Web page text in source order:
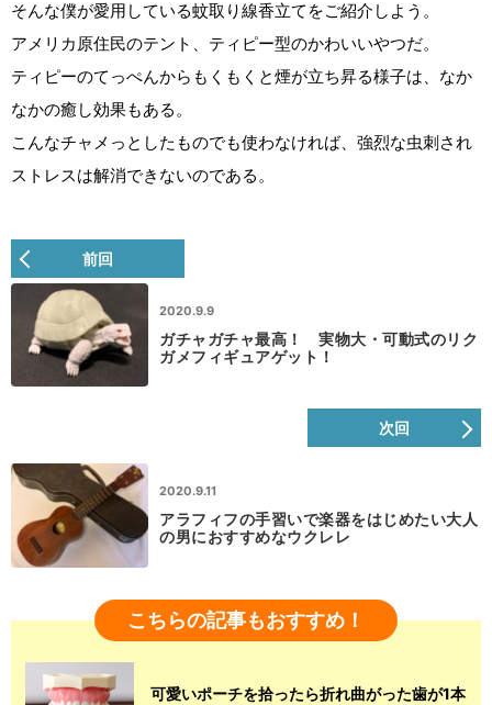
そんな僕が愛用している蚊取り線香立てをご紹介しよう。
アメリカ原住民のテント、ティピー型のかわいいやつだ。
ティピーのてっぺんからもくもくと煙が立ち昇る様子は、なか
なかの癒し効果もある。
こんなチャメっとしたものでも使わなければ、強烈な虫刺され
ストレスは解消できないのである。
前回
2020.9.9
ガチャガチャ最高！ 実物大・可動式のリク
ガメフィギュアゲット！
次回
2020.9.11
アラフィフの手習いで楽器をはじめたい大人
の男におすすめなウクレレ
こちらの記事もおすすめ！
可愛いポーチを拾ったら折れ曲がった歯が1本